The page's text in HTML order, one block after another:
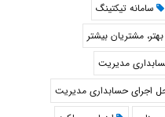
سامانه تیکتینگ
مشتریان بیشتر
مدیریت
اجرای حسابداری مدیریت